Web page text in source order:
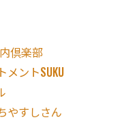
倶楽部
ントSUKU
やすしさん